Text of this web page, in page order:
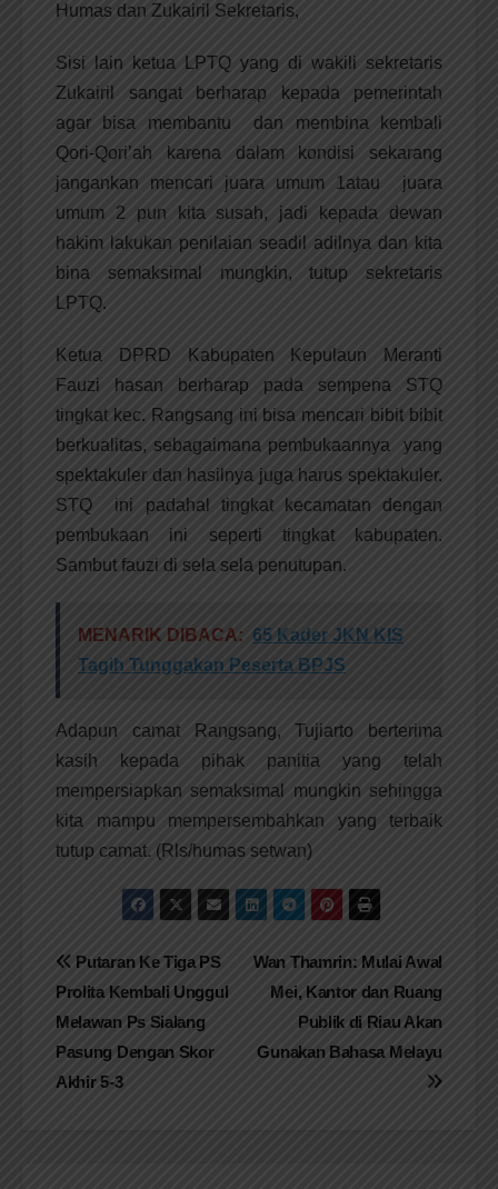
Humas dan Zukairil Sekretaris,
Sisi lain ketua LPTQ yang di wakili sekretaris
Zukairil sangat berharap kepada pemerintah
agar bisa membantu dan membina kembali
Qori-Qori’ah karena dalam kondisi sekarang
jangankan mencari juara umum 1atau juara
umum 2 pun kita susah, jadi kepada dewan
hakim lakukan penilaian seadil adilnya dan kita
bina semaksimal mungkin, tutup sekretaris
LPTQ.
Ketua DPRD Kabupaten Kepulaun Meranti
Fauzi hasan berharap pada sempena STQ
tingkat kec. Rangsang ini bisa mencari bibit bibit
berkualitas, sebagaimana pembukaannya yang
spektakuler dan hasilnya juga harus spektakuler.
STQ ini padahal tingkat kecamatan dengan
pembukaan ini seperti tingkat kabupaten.
Sambut fauzi di sela sela penutupan.
MENARIK DIBACA: 65 Kader JKN KIS
Tagih Tunggakan Peserta BPJS
Adapun camat Rangsang, Tujiarto berterima
kasih kepada pihak panitia yang telah
mempersiapkan semaksimal mungkin sehingga
kita mampu mempersembahkan yang terbaik
tutup camat. (Rls/humas setwan)
Navigasi
pos
Wan Thamrin: Mulai Awal
Mei, Kantor dan Ruang
Publik di Riau Akan
Gunakan Bahasa Melayu
Putaran Ke Tiga PS
Prolita Kembali Unggul
Melawan Ps Sialang
Pasung Dengan Skor
Akhir 5-3